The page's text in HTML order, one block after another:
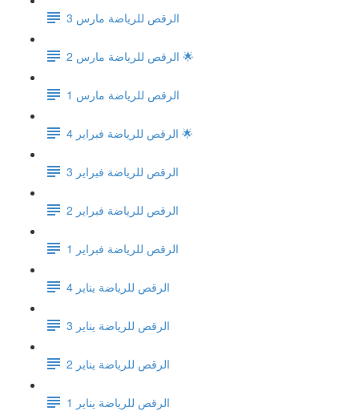
الرقص للرياضة مارس 3
الرقص للرياضة مارس 2 🌟
الرقص للرياضة مارس 1
الرقص للرياضة فبراير 4 🌟
الرقص للرياضة فبراير 3
الرقص للرياضة فبراير 2
الرقص للرياضة فبراير 1
الرقص للرياضة يناير 4
الرقص للرياضة يناير 3
الرقص للرياضة يناير 2
الرقص للرياضة يناير 1